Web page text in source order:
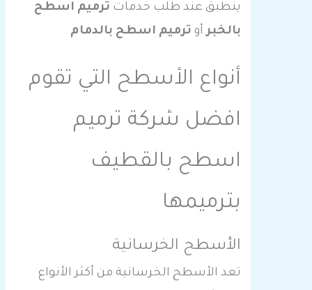
ينطبق عند طلب خدماتترميم اسطح
بالخبرأوترميم اسطح بالدمام
أنواع الأسطح التي تقوم
افضل شركة ترميم
اسطح بالقطيف
بترميمها
الأسطح الخرسانية
تعد الأسطح الخرسانية من أكثر الأنواع